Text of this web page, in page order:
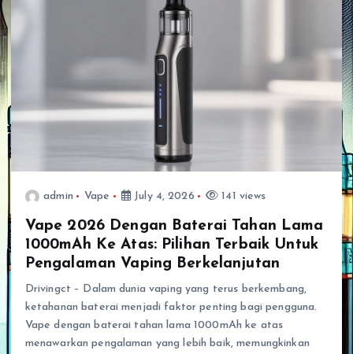
admin Vape July 4, 2026 141 views
Vape 2026 Dengan Baterai Tahan Lama
1000mAh Ke Atas: Pilihan Terbaik Untuk
Pengalaman Vaping Berkelanjutan
Drivingct – Dalam dunia vaping yang terus berkembang,
ketahanan baterai menjadi faktor penting bagi pengguna.
Vape dengan baterai tahan lama 1000mAh ke atas
menawarkan pengalaman yang lebih baik, memungkinkan